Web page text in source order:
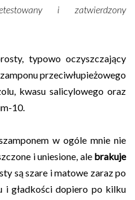
i zatwierdzony
typowo oczyszczający
przeciwłupieżowego
kwasu salicylowego oraz
10.
w ogóle mnie nie
i uniesione, ale brakuje
są szare i matowe zaraz po
i gładkości dopiero po kilku